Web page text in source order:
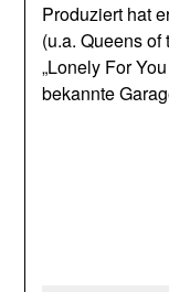
Produziert hat
(u.a. Queens
„Lonely For
bekannte